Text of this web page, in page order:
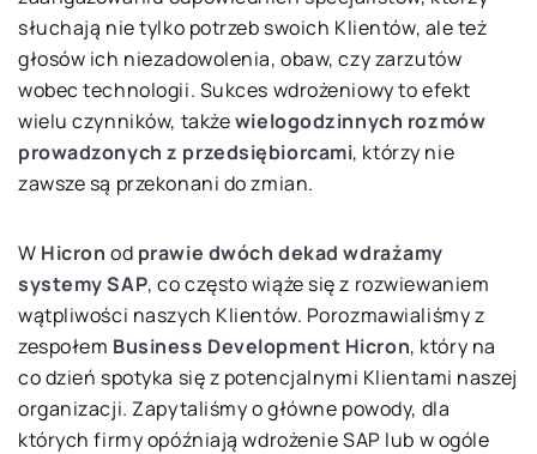
słuchają nie tylko potrzeb swoich Klientów, ale też
głosów ich niezadowolenia, obaw, czy zarzutów
wobec technologii. Sukces wdrożeniowy to efekt
wielu czynników, takżewielogodzinnych rozmów
prowadzonych z przedsiębiorcami, którzy nie
zawsze są przekonani do zmian.
W Hicron od prawie dwóch dekad wdrażamy
systemy SAP, co często wiąże się z rozwiewaniem
wątpliwości naszych Klientów. Porozmawialiśmy z
zespołem Business Development Hicron, który na
co dzień spotyka się z potencjalnymi Klientami naszej
organizacji. Zapytaliśmy o główne powody, dla
których firmy opóźniają wdrożenie SAP lub w ogóle